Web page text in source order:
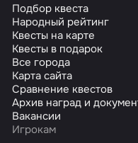
Подбор квеста
Народный рейтинг
Квесты на карте
Квесты в подарок
Все города
Карта сайта
Сравнение квестов
Архив наград и
Вакансии
Игрокам